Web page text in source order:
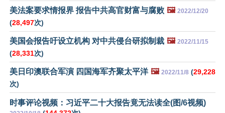
美法案要求情报界 报告中共高官财富与腐败 🖼️ 2022/12/20
(28,497次)
美国会报告吁设立机构 对中共侵台研拟制裁 🖼️ 2022/11/15
(28,331次)
美日印澳联合军演 四国海军齐聚太平洋 🖼️ 2022/11/8 (29,228
次)
时事评论视频：习近平二十大报告竟无法读全(图/6视频)